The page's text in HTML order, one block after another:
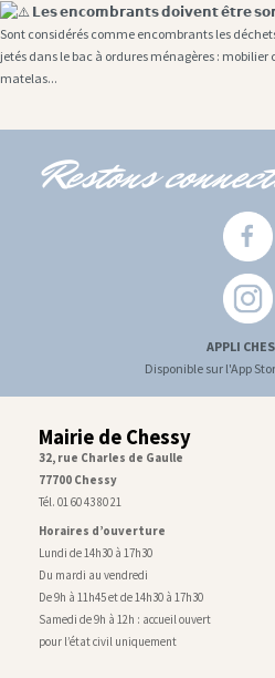
𝗟𝗲𝘀 𝗲𝗻𝗰𝗼𝗺𝗯𝗿𝗮𝗻𝘁𝘀 𝗱𝗼𝗶𝘃𝗲𝗻𝘁 𝗲̂𝘁𝗿𝗲
Sont considérés comme encombrants les
jetés dans le bac à ordures ménagères : mobilier
matelas...
Restons
APPLI
Disponible sur l'App
Mairie de Chessy
32, rue Charles de Gaulle
77700 Chessy
Tél. 01 60 43 80 21
Horaires d’ouverture
Lundi de 14h30 à 17h30
Du mardi au vendredi
De 9h à 11h45 et de 14h30 à 17h30
Samedi de 9h à 12h : accueil ouvert
pour l’état civil uniquement